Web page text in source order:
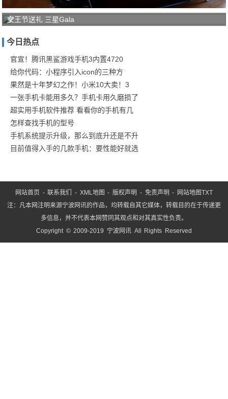
宁
轨
道
交
通
通
号
项
目
党
女王节送礼 三星Gala
今日热点
官宣！腾讯黑鲨游戏手机3内置4720
给你代码：小程序引入icon的三种方
果然是十年梦幻之作！小米10大卖！3
一张手机卡能用多久？手机卡用久磨损了
超实用手机软件推荐 看看你的手机有几
怎样查找手机的型号
手机系统提示升级，那么到底升还是不升
目前值得入手的几款手机：要性能好就选
网站首页 -联系我们 - XML地图 -版权声明 - 免责声明 - 网站地图TXT
注：凡本网注明来源宁波网讯的作品，均转载自其它媒体，转载目的在于传递更
多信息，并不代表本网赞同其观点和对其真实性负责。
Copyright © 2009-2019 宁波网讯 All Rights Reserved